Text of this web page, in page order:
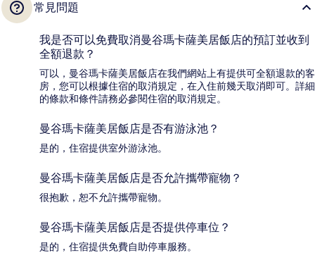
常見問題
我是否可以免費取消曼谷瑪卡薩美居飯店的預訂並收到
全額退款？
可以，曼谷瑪卡薩美居飯店在我們網站上有提供可全額退款的客
房，您可以根據住宿的取消規定，在入住前幾天取消即可。詳細
的條款和條件請務必參閱住宿的取消規定。
曼谷瑪卡薩美居飯店是否有游泳池？
是的，住宿提供室外游泳池。
曼谷瑪卡薩美居飯店是否允許攜帶寵物？
很抱歉，恕不允許攜帶寵物。
曼谷瑪卡薩美居飯店是否提供停車位？
是的，住宿提供免費自助停車服務。